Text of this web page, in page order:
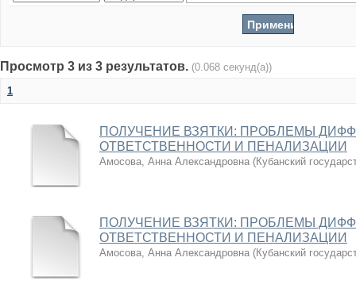
Просмотр 3 из 3 результатов. (0.068 секунд(а))
1
ПОЛУЧЕНИЕ ВЗЯТКИ: ПРОБЛЕМЫ
ОТВЕТСТВЕННОСТИ И ПЕНАЛИЗАЦИИ
Амосова, Анна Александровна (Кубанский
ПОЛУЧЕНИЕ ВЗЯТКИ: ПРОБЛЕМЫ
ОТВЕТСТВЕННОСТИ И ПЕНАЛИЗАЦИИ
Амосова, Анна Александровна (Кубанский